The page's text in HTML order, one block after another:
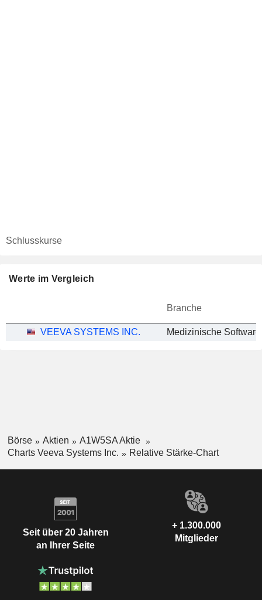
Schlusskurse
Werte im Vergleich
Branche
VEEVA SYSTEMS INC.
Börse Aktien
A1W5SA Aktie
Charts Veeva Systems Inc.
Relative Stärke-Chart
Seit über 20 Jahren
an Ihrer Seite
+ 1.300.000
Mitglieder